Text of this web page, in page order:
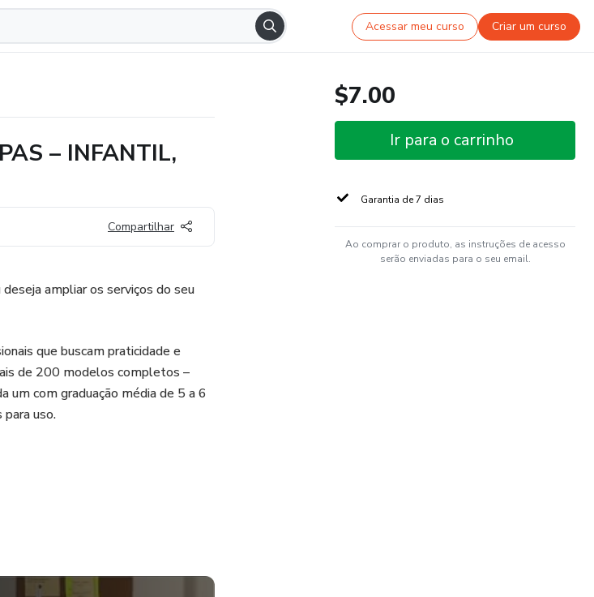
Acessar meu curso Criar um curso
– INFANTIL,
Compartilhar
ampliar os serviços do seu
que buscam praticidade e
de 200 modelos completos –
um com graduação média de 5 a 6
uso.
$7.00
Ir para o carrinho
Garantia de 7 dias
Ao comprar o produto, as instruções de acesso
serão enviadas para o seu email.